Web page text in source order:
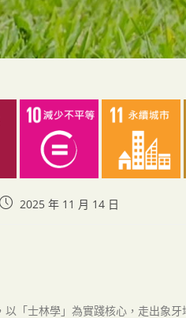
2025 年 11 月 14 日
「士林學」為實踐核心，走出象